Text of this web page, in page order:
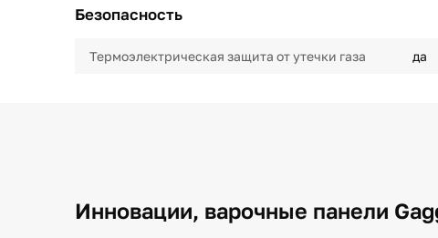
Безопасность
Термоэлектрическая защита от утечки газа да
Инновации, варочные панели